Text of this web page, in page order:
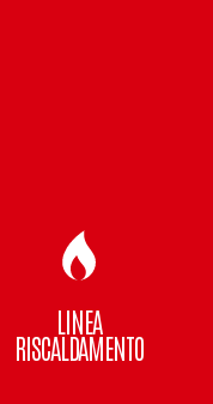
LINEA
RISCALDAMENTO